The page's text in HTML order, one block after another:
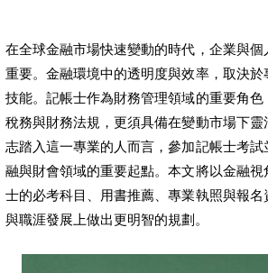
在全球金融市場快速變動的時代，企業與
重要。金融環境中的透明度與效率，取決
技能。記帳士作為財務管理領域的重要角色
稅務與財務法規，更須具備在變動市場下
志踏入這一專業的人而言，參加記帳士考
融與財會領域的重要起點。本文將以金融
士的必考科目、用書推薦、專業執照與報
與職涯發展上做出更明智的規劃。